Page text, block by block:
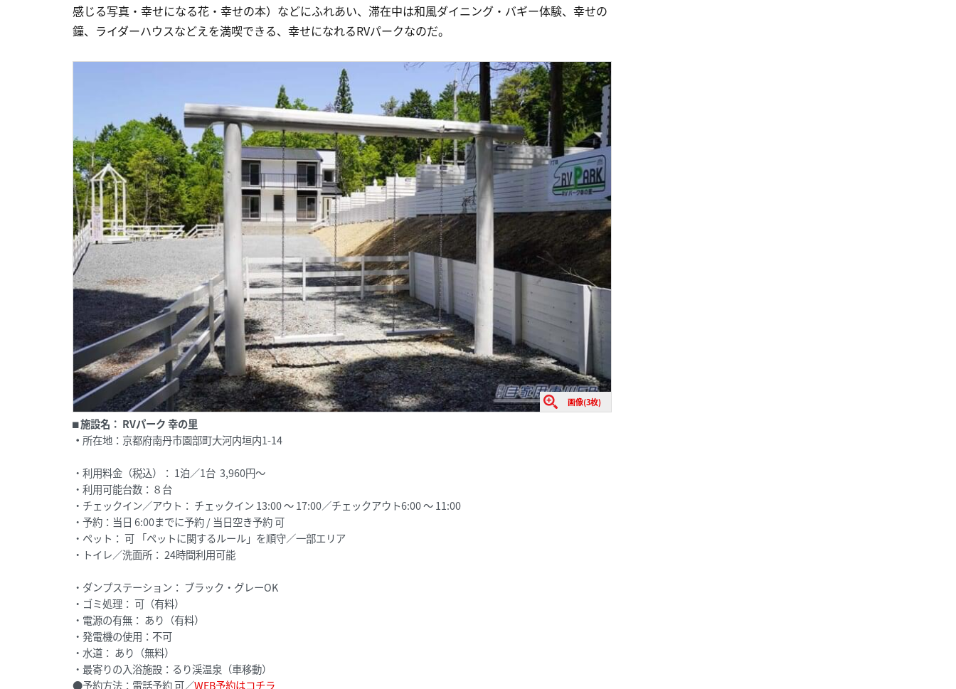
感じる写真・幸せになる花・幸せの本）などにふれあい、滞在中は和風ダイニング・バギー体験、幸せの
鐘、ライダーハウスなどえを満喫できる、幸せになれるRVパークなのだ。
画像(3枚)
⬛︎施設名： RVパーク 幸の里
・ 所在地：京都府南丹市園部町大河内垣内1-14
・利用料金（税込）： 1泊／1台 3,960円～
・利用可能台数：８台
・チェックイン／アウト： チェックイン 13:00 ～ 17:00／チェックアウト6:00 ～ 11:00
・予約：当日 6:00までに予約 / 当日空き予約 可
・ペット： 可 「ペットに関するルール」を順守／一部エリア
・トイレ／洗面所： 24時間利用可能
・ダンプステーション： ブラック・グレーOK
・ゴミ処理： 可（有料）
・電源の有無： あり（有料）
・発電機の使用：不可
・水道： あり（無料）
・最寄りの入浴施設：るり渓温泉（車移動）
●予約方法：電話予約 可／WEB予約はコチラ